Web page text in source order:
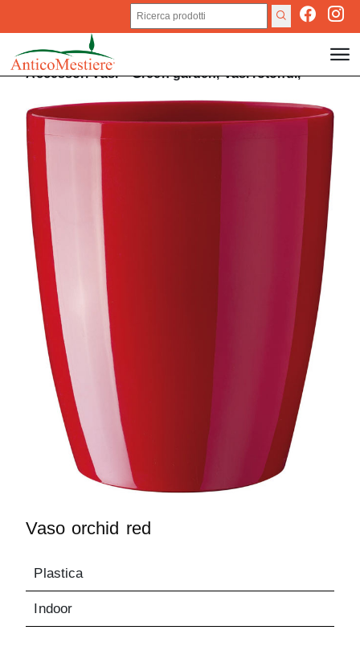
AccessoriVasi>Green garden,Vasi rotondi,
Vaso orchid red
Plastica
Indoor